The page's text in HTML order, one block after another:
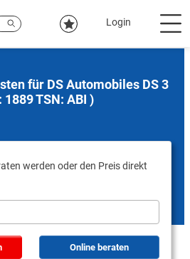
Login
für DS Automobiles DS 3
1889 TSN: ABI )
werden oder den Preis direkt
Online beraten